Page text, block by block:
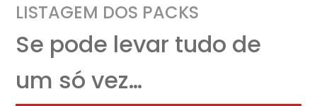
LISTAGEM DOS PACKS
Se pode levar tudo de
um só vez…